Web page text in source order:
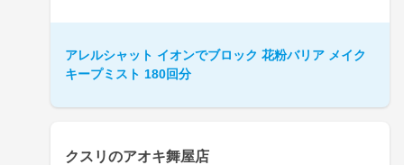
アレルシャット イオンでブロック 花粉バリア メイク
キープミスト 180回分
クスリのアオキ舞屋店